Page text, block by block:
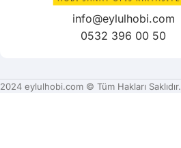
info@eylulhobi.com
0532 396 00 50
2024 eylulhobi.com © Tüm Hakları Saklıdır.